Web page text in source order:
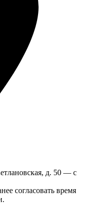
д. 50 — с
согласовать время